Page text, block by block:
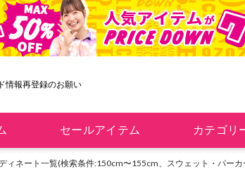
情報再登録のお願い
セールアイテム カテゴリ
ィネート一覧(検索条件:150cm〜155cm、スウェット・パーカ